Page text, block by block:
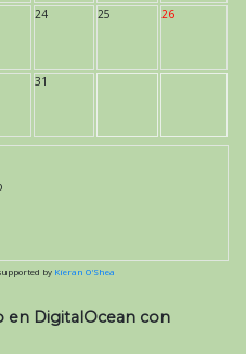
24 25 26
31
by Kieran O'Shea
en DigitalOcean con